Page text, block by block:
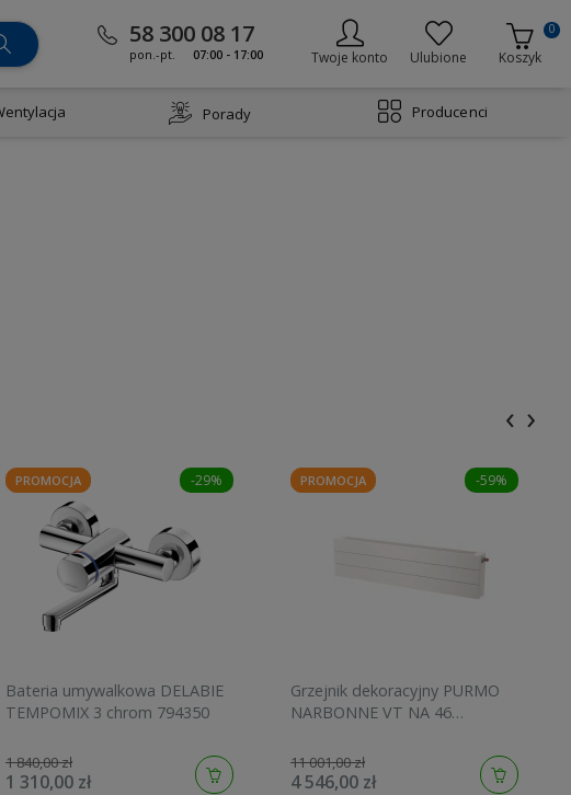
58 300 08 17
pon.-pt. 07:00 - 17:00 Twoje konto Ulubione Koszyk
0
Porady Producenci
-29%
Bateria umywalkowa DELABIE
TEMPOMIX 3 chrom 794350
1 840,00 zł
1 310,00 zł
PROMOCJA -59%
Grzejnik dekoracyjny PURMO
NARBONNE VT NA 46
F864602814011300
11 001,00 zł
4 546,00 zł
PROMOCJA
‹ ›